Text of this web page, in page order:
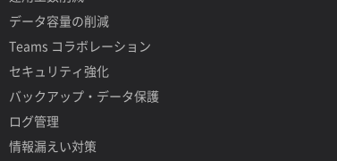
データ容量の削減
Teams コラボレーション
セキュリティ強化
バックアップ・データ保護
ログ管理
情報漏えい対策